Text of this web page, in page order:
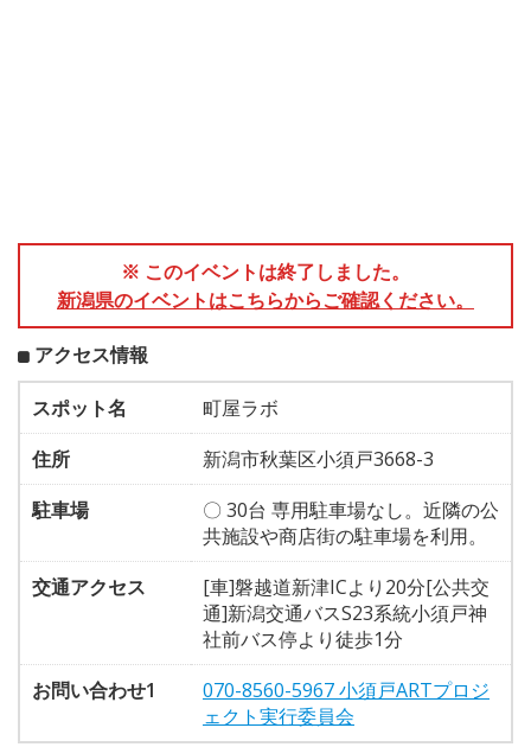
※ このイベントは終了しました。
新潟県のイベントはこちらからご確認ください。
アクセス情報
スポット名
町屋ラボ
住所
新潟市秋葉区小須戸3668-3
駐車場
〇 30台 専用駐車場なし。近隣の公
共施設や商店街の駐車場を利用。
交通アクセス
[車]磐越道新津ICより20分[公共交
通]新潟交通バスS23系統小須戸神
社前バス停より徒歩1分
お問い合わせ1
070-8560-5967 小須戸ARTプロジ
ェクト実行委員会